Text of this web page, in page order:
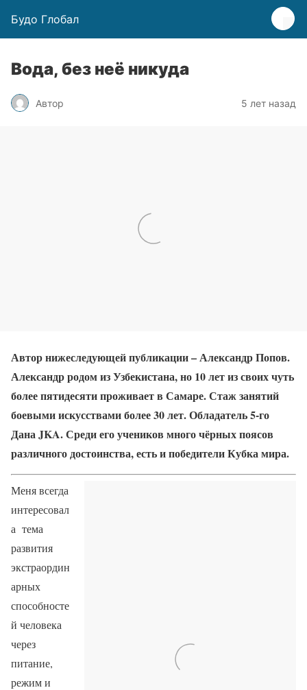
Будо Глобал
Вода, без неё никуда
Автор 5 лет назад
Автор нижеследующей публикации – Александр Попов.
Александр родом из Узбекистана, но 10 лет из своих чуть
более пятидесяти проживает в Самаре. Стаж занятий
боевыми искусствами более 30 лет. Обладатель 5-го
Дана JKA. Среди его учеников много чёрных поясов
различного достоинства, есть и победители Кубка мира.
Меня всегда
интересовал
а тема
развития
экстраордин
арных
способносте
й человека
через
питание,
режим и